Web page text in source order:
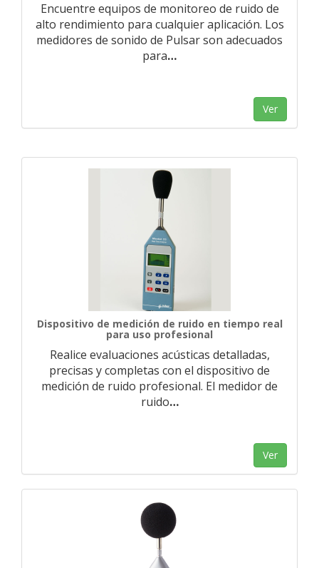
Encuentre equipos de monitoreo de ruido de
alto rendimiento para cualquier aplicación. Los
medidores de sonido de Pulsar son adecuados
para…
Ver
Dispositivo de medición de ruido en tiempo real
para uso profesional
Realice evaluaciones acústicas detalladas,
precisas y completas con el dispositivo de
medición de ruido profesional. El medidor de
ruido…
Ver